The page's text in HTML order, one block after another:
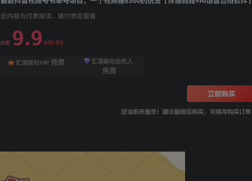
此内容为付费阅读，请付费后查看
R币 9.9R币 99
汇课新知VIP 免费 汇课新知合伙人
免费
立即购买
您当前未登录！建议登陆后购买，可保存购买订单